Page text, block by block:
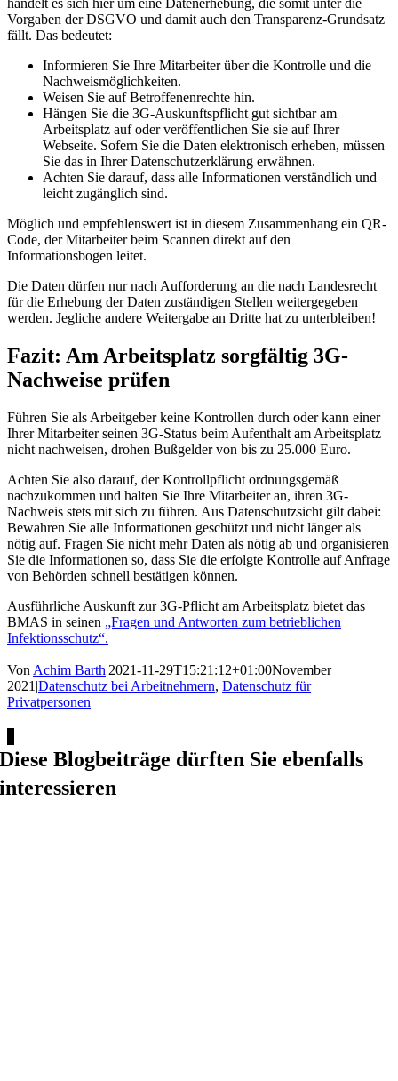
handelt es sich hier um eine Datenerhebung, die somit unter die
Vorgaben der DSGVO und damit auch den Transparenz-Grundsatz
fällt. Das bedeutet:
Informieren Sie Ihre Mitarbeiter über die Kontrolle und die
Nachweismöglichkeiten.
Weisen Sie auf Betroffenenrechte hin.
Hängen Sie die 3G-Auskunftspflicht gut sichtbar am
Arbeitsplatz auf oder veröffentlichen Sie sie auf Ihrer
Webseite. Sofern Sie die Daten elektronisch erheben, müssen
Sie das in Ihrer Datenschutzerklärung erwähnen.
Achten Sie darauf, dass alle Informationen verständlich und
leicht zugänglich sind.
Möglich und empfehlenswert ist in diesem Zusammenhang ein QR-
Code, der Mitarbeiter beim Scannen direkt auf den
Informationsbogen leitet.
Die Daten dürfen nur nach Aufforderung an die nach Landesrecht
für die Erhebung der Daten zuständigen Stellen weitergegeben
werden. Jegliche andere Weitergabe an Dritte hat zu unterbleiben!
Fazit: Am Arbeitsplatz sorgfältig 3G-
Nachweise prüfen
Führen Sie als Arbeitgeber keine Kontrollen durch oder kann einer
Ihrer Mitarbeiter seinen 3G-Status beim Aufenthalt am Arbeitsplatz
nicht nachweisen, drohen Bußgelder von bis zu 25.000 Euro.
Achten Sie also darauf, der Kontrollpflicht ordnungsgemäß
nachzukommen und halten Sie Ihre Mitarbeiter an, ihren 3G-
Nachweis stets mit sich zu führen. Aus Datenschutzsicht gilt dabei:
Bewahren Sie alle Informationen geschützt und nicht länger als
nötig auf. Fragen Sie nicht mehr Daten als nötig ab und organisieren
Sie die Informationen so, dass Sie die erfolgte Kontrolle auf Anfrage
von Behörden schnell bestätigen können.
Ausführliche Auskunft zur 3G-Pflicht am Arbeitsplatz bietet das
BMAS in seinen „Fragen und Antworten zum betrieblichen
Infektionsschutz“.
Von Achim Barth|2021-11-29T15:21:12+01:00November
2021 |Datenschutz bei Arbeitnehmern, Datenschutz für
Privatpersonen|
Diese Blogbeiträge dürften Sie ebenfalls
interessieren